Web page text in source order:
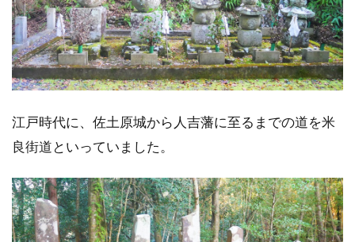
江戸時代に、佐土原城から人吉藩に至るまでの道を米
良街道といっていました。